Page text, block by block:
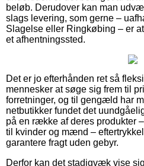
beløb. Derudover kan man
slags levering, som gerne –
Slagelse eller Ringkøbing – er
et afhentningssted.
Det er jo efterhånden ret så
mennesker at søge sig frem til
forretninger, og til gengæld har
netbutikker fundet det
på en række af deres produkter
til kvinder og mænd –
garantere fragt uden gebyr.
Derfor kan det stadigvæk vise